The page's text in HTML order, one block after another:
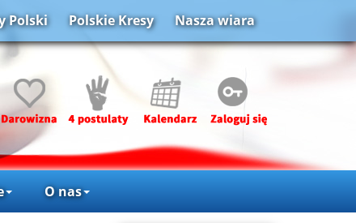
Polski Polskie Kresy Nasza wiara
O nas